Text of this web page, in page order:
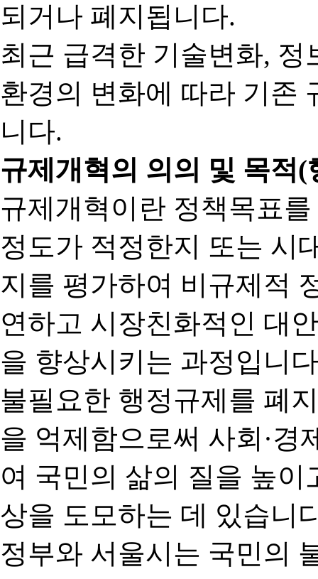
되거나 폐지됩니다.
최근 급격한 기술변화,
환경의 변화에 따라 기존
니다.
규제개혁의 의의 및 목적
규제개혁이란 정책목표
정도가 적정한지 또는 시
지를 평가하여 비규제적
연하고 시장친화적인 대
을 향상시키는 과정입니
불필요한 행정규제를 폐
을 억제함으로써 사회·경
여 국민의 삶의 질을 높
상을 도모하는 데 있습니
정부와 서울시는 국민의